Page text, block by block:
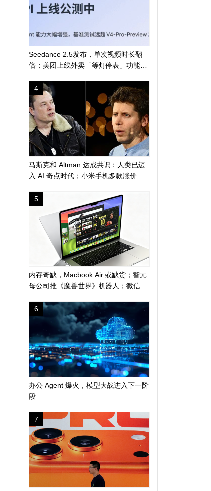
Seedance 2.5发布，单次视频时长翻
倍；美团上线外卖「等灯停表」功能；
4
马斯克和 Altman 达成共识：人类已迈
入 AI 奇点时代；小米手机多款涨价
致产品延期发布
5
内存奇缺，Macbook Air 或缺货；智元
母公司推《魔兽世界》机器人；微信地
6
办公 Agent 爆火，模型大战进入下一阶
段
7